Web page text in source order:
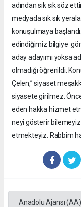
adından sık sık söz
medyada sık sık
konuşulmaya
edindiğimiz bilgiye
aday adayımı yoksa
olmadığı öğrenildi.
Çelen,” siyaset
siyasete girilmez.
eden hakka hizmet
neyi gösterir
etmekteyiz. Rabbim
Anadolu Ajansı